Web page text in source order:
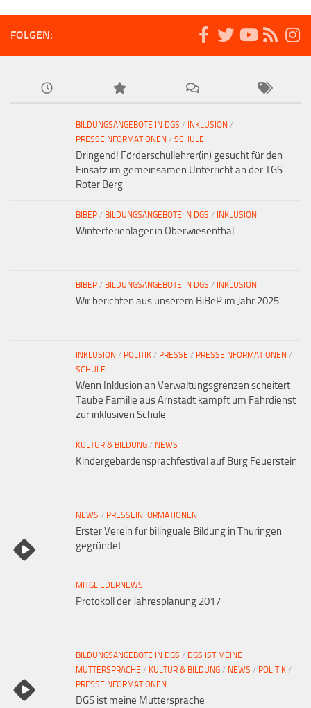
FOLGEN:
BILDUNGSANGEBOTE IN DGS / INKLUSION /
PRESSEINFORMATIONEN / SCHULE
Dringend! Förderschullehrer(in) gesucht für den
Einsatz im gemeinsamen Unterricht an der TGS
Roter Berg
BIBEP / BILDUNGSANGEBOTE IN DGS / INKLUSION
Winterferienlager in Oberwiesenthal
BIBEP / BILDUNGSANGEBOTE IN DGS / INKLUSION
Wir berichten aus unserem BiBeP im Jahr 2025
INKLUSION / POLITIK / PRESSE / PRESSEINFORMATIONEN /
SCHULE
Wenn Inklusion an Verwaltungsgrenzen scheitert –
Taube Familie aus Arnstadt kämpft um Fahrdienst
zur inklusiven Schule
KULTUR & BILDUNG / NEWS
Kindergebärdensprachfestival auf Burg Feuerstein
NEWS / PRESSEINFORMATIONEN
Erster Verein für bilinguale Bildung in Thüringen
gegründet
MITGLIEDERNEWS
Protokoll der Jahresplanung 2017
BILDUNGSANGEBOTE IN DGS / DGS IST MEINE
MUTTERSPRACHE / KULTUR & BILDUNG / NEWS / POLITIK /
PRESSEINFORMATIONEN
DGS ist meine Muttersprache